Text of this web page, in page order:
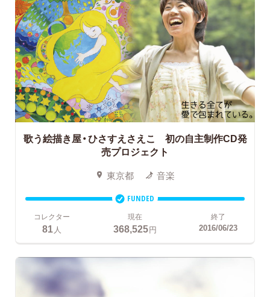
歌う絵描き屋・ひさすえさえこ 初の自主制作CD発
売プロジェクト
東京都 音楽
FUNDED
コレクター
81人
現在
368,525円
終了
2016/06/23